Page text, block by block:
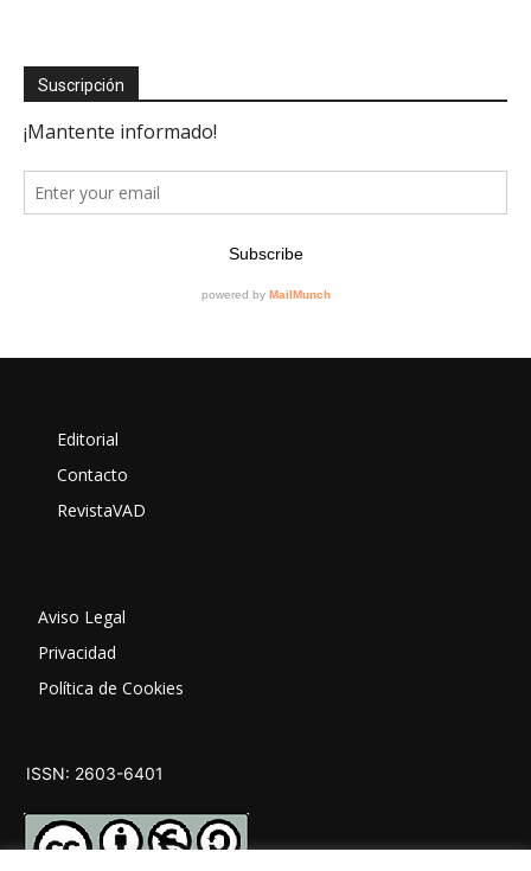
Suscripción
Editorial
Contacto
RevistaVAD
Aviso Legal
Privacidad
Política de Cookies
ISSN: 2603-6401